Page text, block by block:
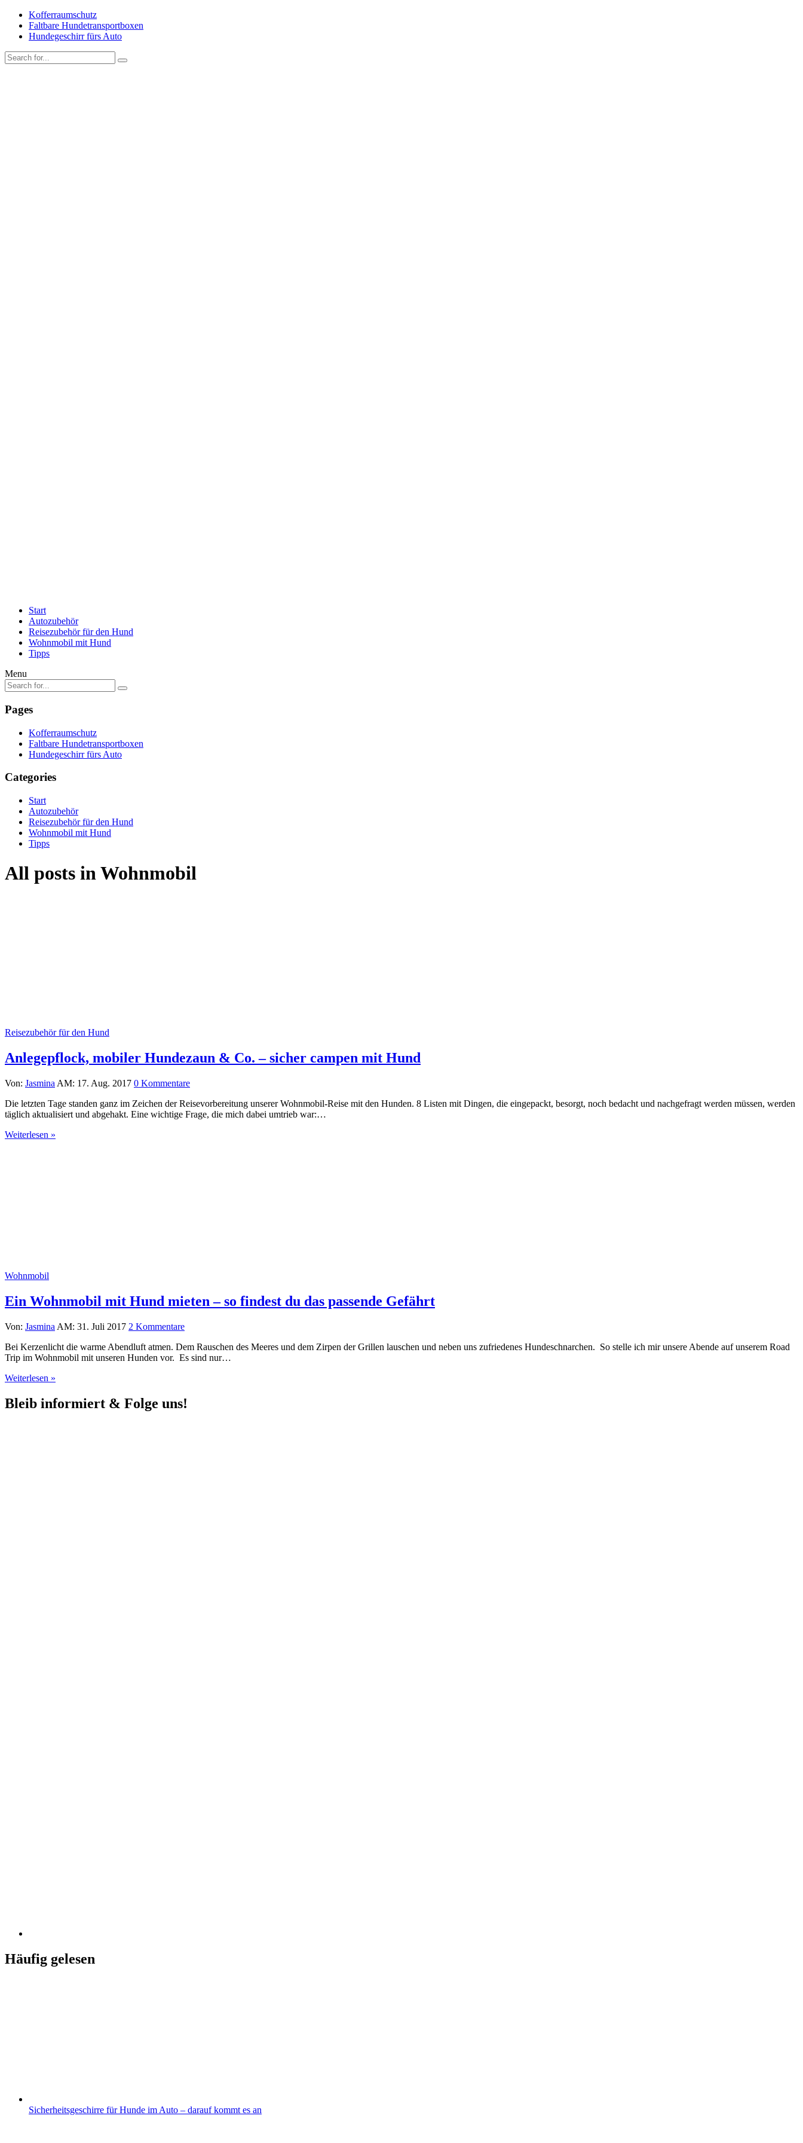
Kofferraumschutz
Faltbare Hundetransportboxen
Hundegeschirr fürs Auto
Start
Autozubehör
Reisezubehör für den Hund
Wohnmobil mit Hund
Tipps
Menu
Pages
Kofferraumschutz
Faltbare Hundetransportboxen
Hundegeschirr fürs Auto
Categories
Start
Autozubehör
Reisezubehör für den Hund
Wohnmobil mit Hund
Tipps
All posts in Wohnmobil
Reisezubehör für den Hund
Anlegepflock, mobiler Hundezaun & Co. – sicher campen mit Hund
Von: Jasmina AM: 17. Aug. 2017 0 Kommentare
Die letzten Tage standen ganz im Zeichen der Reisevorbereitung unserer Wohnmobil-Reise mit den Hunden. 8 Listen mit Dingen, die eingepackt, besorgt, noch bedacht und nachgefragt werden müssen, werden
täglich aktualisiert und abgehakt. Eine wichtige Frage, die mich dabei umtrieb war:…
Weiterlesen »
Wohnmobil
Ein Wohnmobil mit Hund mieten – so findest du das passende Gefährt
Von: Jasmina AM: 31. Juli 2017 2 Kommentare
Bei Kerzenlicht die warme Abendluft atmen. Dem Rauschen des Meeres und dem Zirpen der Grillen lauschen und neben uns zufriedenes Hundeschnarchen. So stelle ich mir unsere Abende auf unserem Road
Trip im Wohnmobil mit unseren Hunden vor. Es sind nur…
Weiterlesen »
Bleib informiert & Folge uns!
Häufig gelesen
Sicherheitsgeschirre für Hunde im Auto – darauf kommt es an